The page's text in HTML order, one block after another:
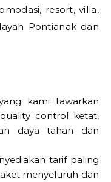
resort, villa,
Pontianak dan
kami tawarkan
control ketat,
daya tahan dan
tarif paling
menyeluruh dan